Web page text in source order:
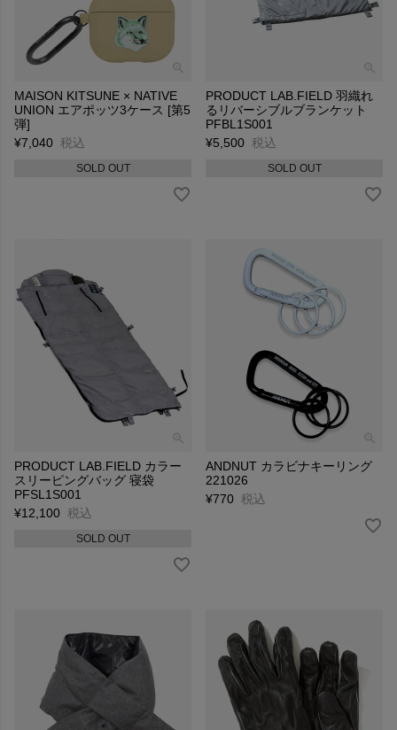
MAISON KITSUNE × NATIVE
UNION エアポッツ3ケース [第5
弾]
¥7,040 税込
SOLD OUT
PRODUCT LAB.FIELD 羽織れ
るリバーシブルブランケット
PFBL1S001
¥5,500 税込
SOLD OUT
PRODUCT LAB.FIELD カラー
スリーピングバッグ 寝袋
PFSL1S001
¥12,100 税込
SOLD OUT
ANDNUT カラビナキーリング
221026
¥770 税込